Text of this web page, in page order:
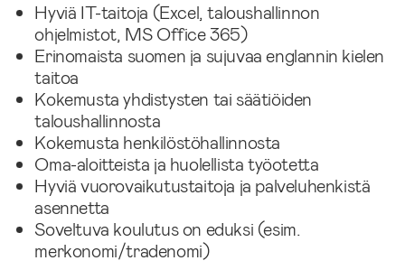
Hyviä IT-taitoja (Excel, taloushallinnon
ohjelmistot, MS Office 365)
Erinomaista suomen ja sujuvaa englannin kielen
taitoa
Kokemusta yhdistysten tai säätiöiden
taloushallinnosta
Kokemusta henkilöstöhallinnosta
Oma-aloitteista ja huolellista työotetta
Hyviä vuorovaikutustaitoja ja palveluhenkistä
asennetta
Soveltuva koulutus on eduksi (esim.
merkonomi/tradenomi)